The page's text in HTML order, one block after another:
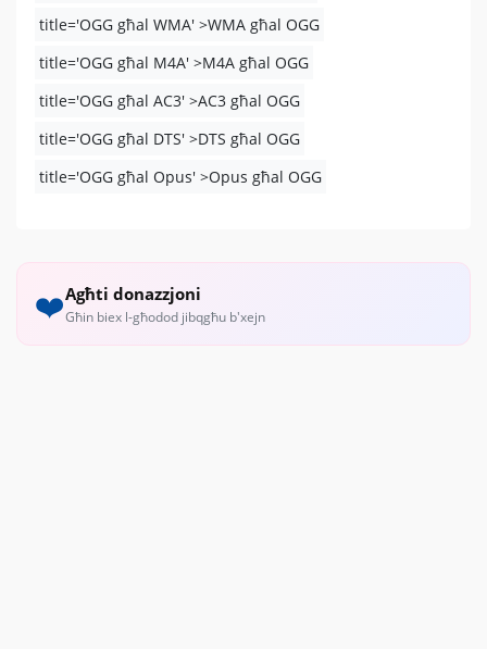
title='OGG għal WMA' >WMA għal OGG
title='OGG għal M4A' >M4A għal OGG
title='OGG għal AC3' >AC3 għal OGG
title='OGG għal DTS' >DTS għal OGG
title='OGG għal Opus' >Opus għal OGG
❤️Agħti donazzjoni
Għin biex l-għodod jibqgħu b'xejn